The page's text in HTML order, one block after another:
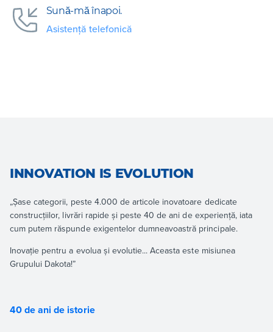
Sună-mă înapoi.
Asistență telefonică
INNOVATION IS EVOLUTION
„Șase categorii, peste 4.000 de articole inovatoare dedicate
construcțiilor, livrări rapide și peste 40 de ani de experiență, iata
cum putem răspunde exigentelor dumneavoastră principale.
Inovație pentru a evolua și evolutie... Aceasta este misiunea
Grupului Dakota!”
40 de ani de istorie